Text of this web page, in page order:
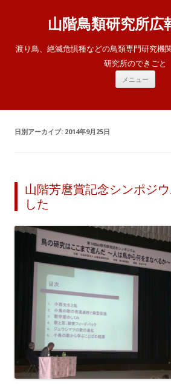
山階鳥類研究所広
渡り鳥、絶滅危惧種などの鳥類専門研究機
研究所のできごと
メニュー
ツ
日別アーカイブ: 2014年9月25日
山階芳麿賞記念シンポジ
した